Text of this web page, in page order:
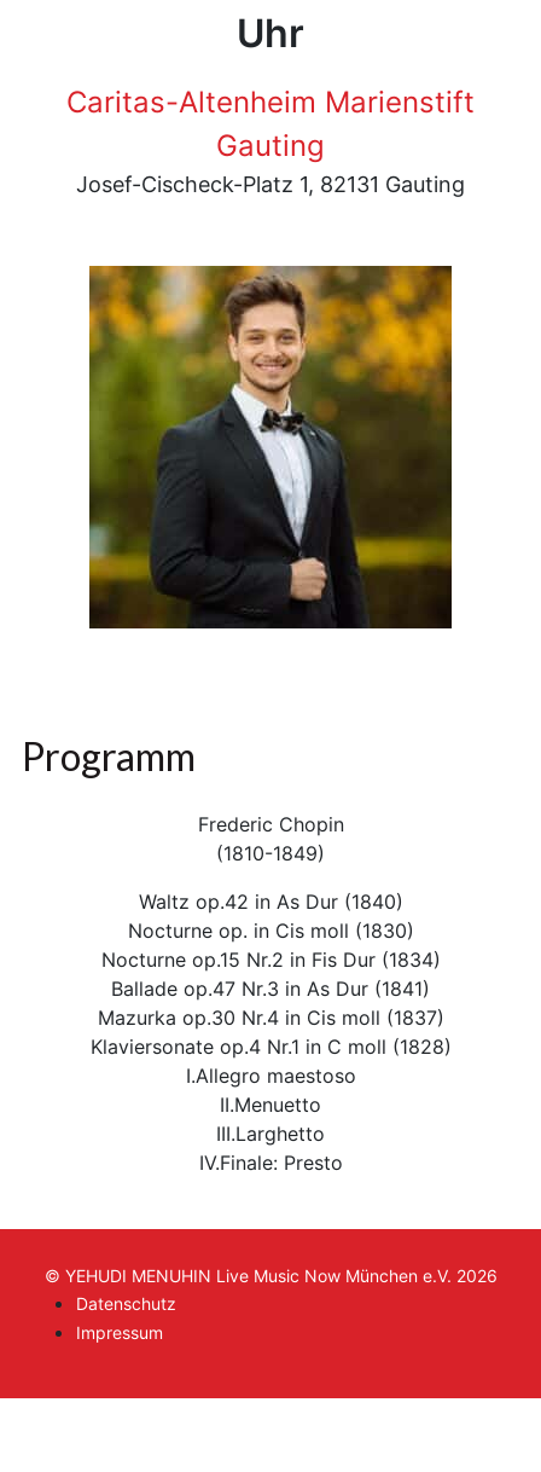
Uhr
Caritas-Altenheim Marienstift
Gauting
Josef-Cischeck-Platz 1, 82131 Gauting
Programm
Frederic Chopin
(1810-1849)
Waltz op.42 in As Dur (1840)
Nocturne op. in Cis moll (1830)
Nocturne op.15 Nr.2 in Fis Dur (1834)
Ballade op.47 Nr.3 in As Dur (1841)
Mazurka op.30 Nr.4 in Cis moll (1837)
Klaviersonate op.4 Nr.1 in C moll (1828)
I.Allegro maestoso
II.Menuetto
III.Larghetto
IV.Finale: Presto
© YEHUDI MENUHIN Live Music Now München e.V. 2026
Datenschutz
Impressum